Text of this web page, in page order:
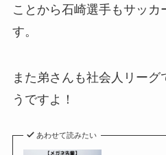
ことから石崎選手もサッ
す。
また弟さんも社会人リー
うですよ！
あわせて読みたい